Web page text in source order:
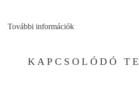
További információk
KAPCSOLÓDÓ